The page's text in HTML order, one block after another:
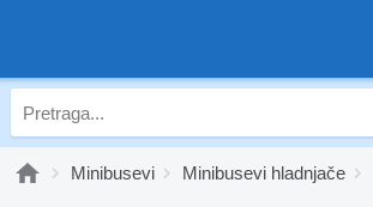
Minibusevi Minibusevi hladnjače